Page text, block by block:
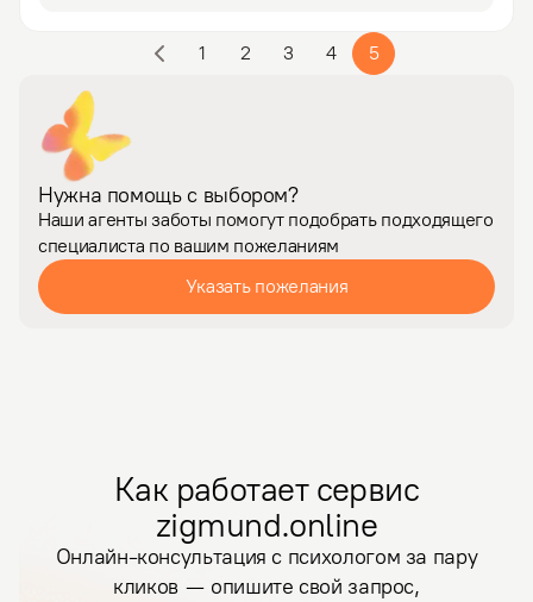
настоящее искусство контакта с жизнью. Через личную
1 2 3 4 5
Нужна помощь с выбором?
Наши агенты заботы помогут подобрать подходящего
специалиста по вашим пожеланиям
Указать пожелания
Как работает сервис
zigmund.online
Онлайн-консультация с психологом за пару
кликов — опишите свой запрос,